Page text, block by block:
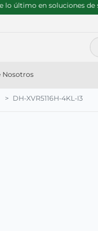
último en soluciones de
Nosotros
DH-XVR5116H-4KL-I3